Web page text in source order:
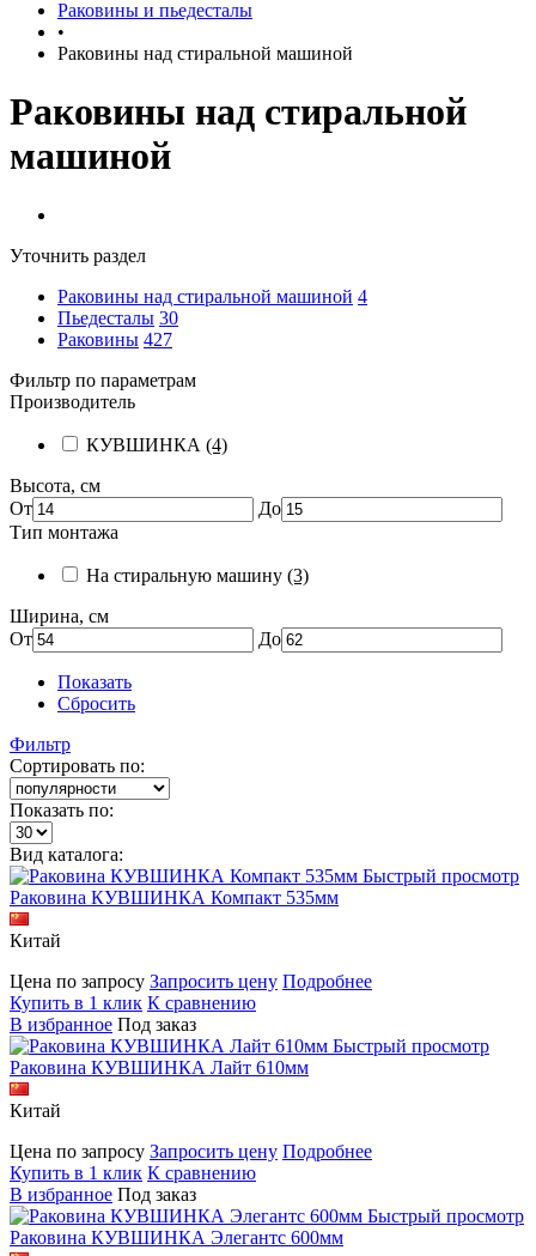
Раковины и пьедесталы
•
Раковины над стиральной машиной
Раковины над стиральной
машиной
Уточнить раздел
Раковины над стиральной машиной 4
Пьедесталы 30
Раковины 427
Фильтр по параметрам
Производитель
КУВШИНКА (4)
Высота, см
От
До
Тип монтажа
На стиральную машину (3)
Ширина, см
От
До
Показать
Сбросить
Фильтр
Сортировать по:
Показать по:
Вид каталога:
Быстрый просмотр
Раковина КУВШИНКА Компакт 535мм
Китай
Цена по запросу Запросить цену Подробнее
Купить в 1 клик К сравнению
В избранное Под заказ
Быстрый просмотр
Раковина КУВШИНКА Лайт 610мм
Китай
Цена по запросу Запросить цену Подробнее
Купить в 1 клик К сравнению
В избранное Под заказ
Быстрый просмотр
Раковина КУВШИНКА Элегантс 600мм